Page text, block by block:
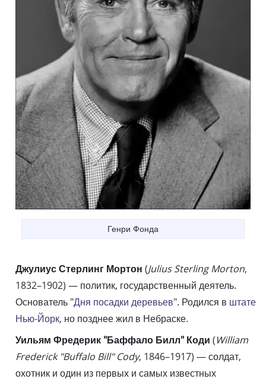
Генри Фонда
Джулиус Стерлинг Мортон (Julius Sterling Morton,
1832–1902) — политик, государственный деятель.
Основатель "Дня посадки деревьев". Родился в штате
Нью-Йорк, но позднее жил в Небраске.
Уильям Фредерик "Баффало Билл" Коди (William
Frederick "Buffalo Bill" Cody, 1846–1917) — солдат,
охотник и один из первых и самых известных